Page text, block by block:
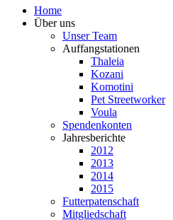
Home
Über uns
Unser Team
Auffangstationen
Thaleia
Kozani
Komotini
Pet Streetworker
Voula
Spendenkonten
Jahresberichte
2012
2013
2014
2015
Futterpatenschaft
Mitgliedschaft